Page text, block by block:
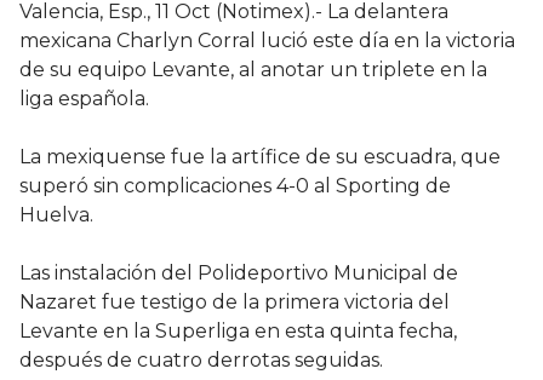
Valencia, Esp., 11 Oct (Notimex).- La delantera
mexicana Charlyn Corral lució este día en la victoria
de su equipo Levante, al anotar un triplete en la
liga española.
La mexiquense fue la artífice de su escuadra, que
superó sin complicaciones 4-0 al Sporting de
Huelva.
Las instalación del Polideportivo Municipal de
Nazaret fue testigo de la primera victoria del
Levante en la Superliga en esta quinta fecha,
después de cuatro derrotas seguidas.